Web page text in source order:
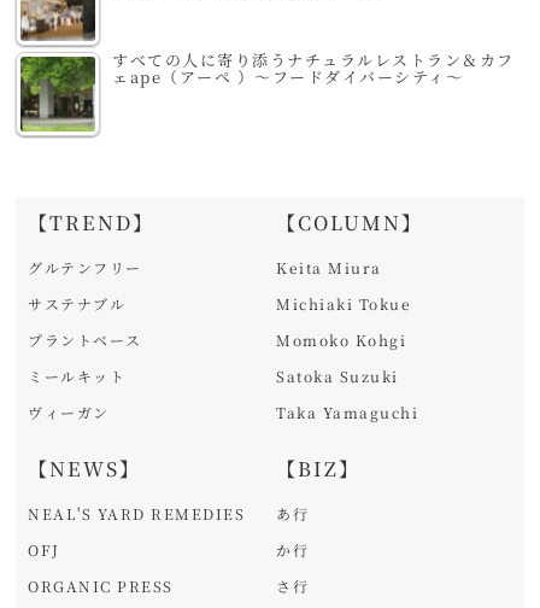
すべての人に寄り添うナチュラルレストラン＆カフ
ェape（アーペ ）～フードダイバーシティ～
【TREND】
グルテンフリー
サステナブル
プラントベース
ミールキット
ヴィーガン
【NEWS】
NEAL'S YARD REMEDIES
OFJ
ORGANIC PRESS
【COLUMN】
Keita Miura
Michiaki Tokue
Momoko Kohgi
Satoka Suzuki
Taka Yamaguchi
【BIZ】
あ行
か行
さ行